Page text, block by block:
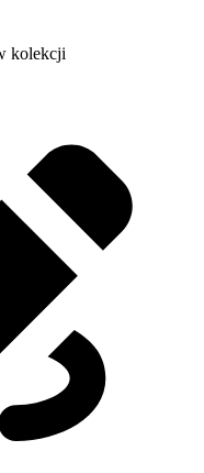
kolekcji